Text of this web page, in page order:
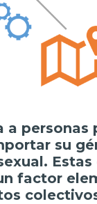
a personas
su
factor